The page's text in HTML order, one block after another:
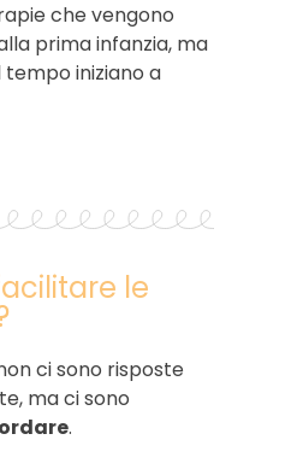
che vengono
prima infanzia, ma
iniziano a
le
ci sono risposte
ma ci sono
.